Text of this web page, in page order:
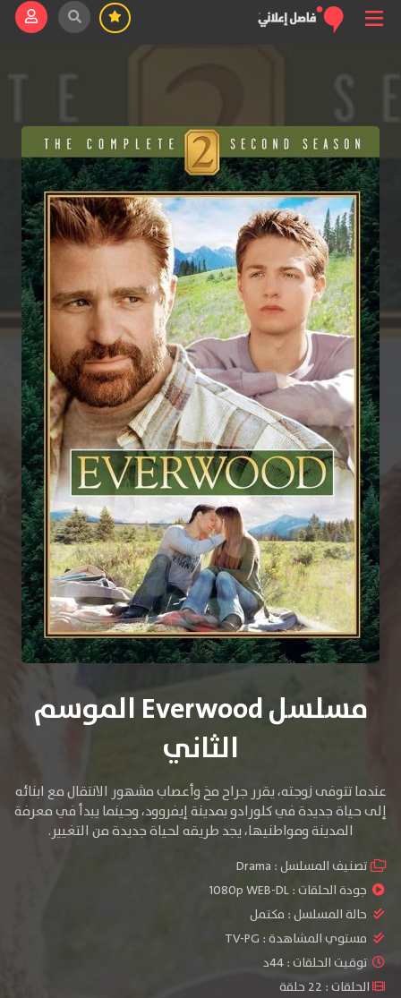
مسلسل Everwood الموسم
الثاني
عندما تتوفى زوجته، يقرر جراح مخ وأعصاب مشهور الانتقال مع ابنائه
إلى حياة جديدة في كلورادو بمدينة إيفروود، وحينما يبدأ في معرفة
المدينة ومواطنيها، يجد طريقه لحياة جديدة من التغيير.
تصنيف المسلسل : Drama
جودة الحلقات :1080p WEB-DL
حالة المسلسل : مكتمل
مستوي المشاهدة : TV-PG
توقيت الحلقات : 44د
الحلقات : 22 حلقة